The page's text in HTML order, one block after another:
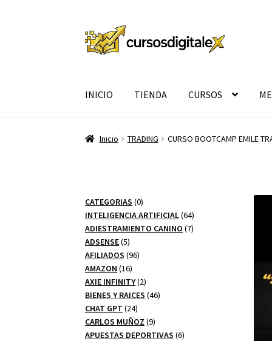
Ir
a
Ir
al
INICIO TIENDA CURSOS
Inicio TRADING CURSO BOOTCAMP EMILE
CATEGORIAS 00
productos
INTELIGENCIA ARTIFICIAL 6464
productos
ADIESTRAMIENTO CANINO 77
ADSENSE 55
productos
AFILIADOS 9696
AMAZON 1616
productos
AXIE INFINITY 22
productos
BIENES Y RAICES 4646
CHAT GPT 2424
productos
CARLOS MUÑOZ 99
productos
APUESTAS DEPORTIVAS 66